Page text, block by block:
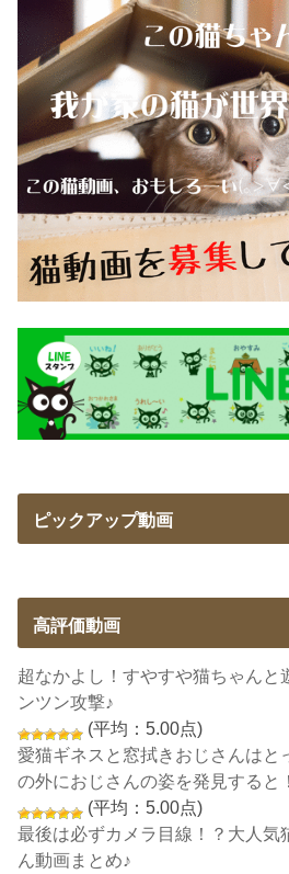
ピックアップ動画
高評価動画
超なかよし！すやすや猫ちゃんと
ンツン攻撃♪
(平均：5.00点)
愛猫ギネスと窓拭きおじさんはと
の外におじさんの姿を発見すると
(平均：5.00点)
最後は必ずカメラ目線！？大人気
ん動画まとめ♪